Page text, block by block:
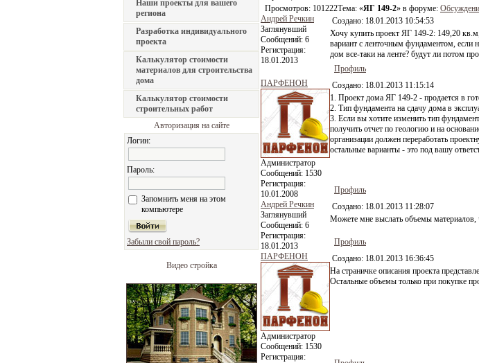
Наши проекты для вашего
региона
Разработка индивидуального
проекта
Калькулятор стоимости
материалов для строительства
дома
Калькулятор стоимости
строительных работ
Авторизация на сайте
Логин:
Пароль:
Запомнить меня на этом
компьютере
Забыли свой пароль?
Видео стройка
Просмотров: 101222Тема: «ЯГ 149-2» в форуме:
Андрей Речкин
Заглянувший
Сообщений: 6
Регистрация:
18.01.2013
Создано: 18.01.2013 10:54:53
Хочу купить проект ЯГ 149-2: 149,20
вариант с ленточным фундаментом, если
дом все-таки на ленте? будут ли потом
Профиль
ПАРФЕНОН
Администратор
Сообщений: 1530
Регистрация:
10.01.2008
Создано: 18.01.2013 11:15:14
1. Проект дома ЯГ 149-2 - продается в
2. Тип фундамента на сдачу дома в
3. Если вы хотите изменить тип
получить отчет по геологию и на
организации должен переработать
остальные варианты - это под вашу
Профиль
Андрей Речкин
Заглянувший
Сообщений: 6
Регистрация:
18.01.2013
Создано: 18.01.2013 11:28:07
Можете мне выслать объемы материалов,
Профиль
ПАРФЕНОН
Администратор
Сообщений: 1530
Регистрация:
Создано: 18.01.2013 16:36:45
На страничке описания проекта
Остальные объемы только при покупке